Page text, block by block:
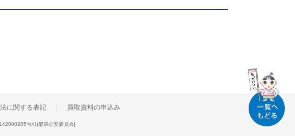
に関する表記 買取資料の申込み
号/山梨県公安委員会]